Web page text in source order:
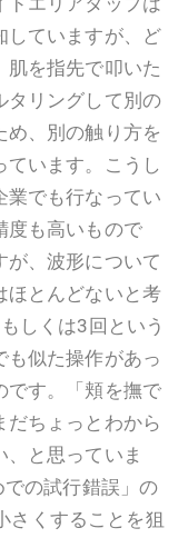
していますが、ど
肌を指先で叩いた
タリングして別の
、別の触り方を
ています。こうし
業でも行なってい
度も高いもので
、波形について
ほとんどないと考
しくは3回という
似た操作があっ
です。「頬を撫で
だちょっとわから
と思っていま
の試行錯誤」の
さくすることを狙